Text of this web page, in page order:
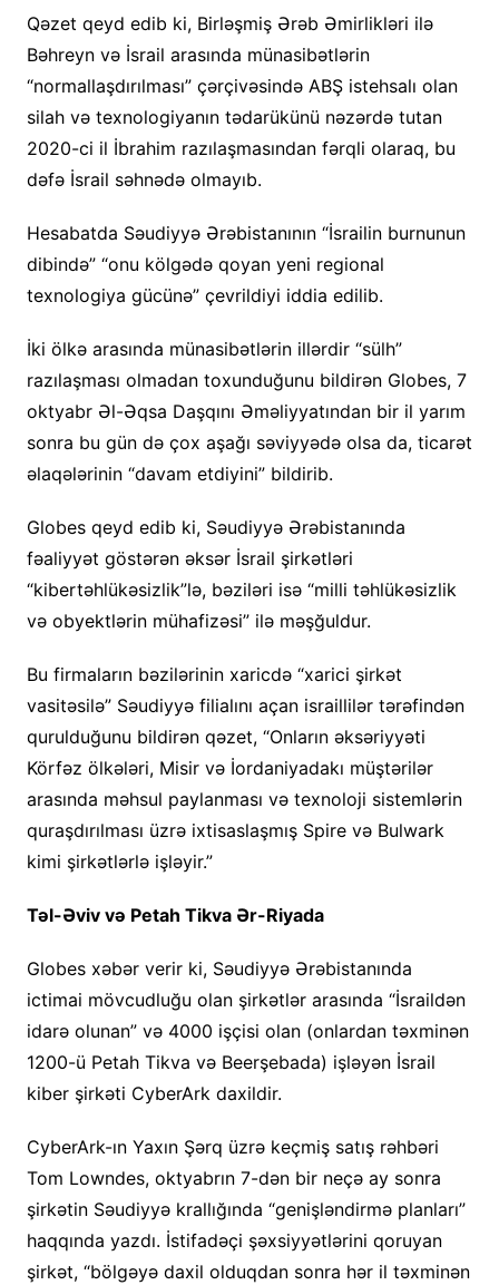
Qəzet qeyd edib ki, Birləşmiş Ərəb Əmirlikləri ilə
Bəhreyn və İsrail arasında münasibətlərin
“normallaşdırılması” çərçivəsində ABŞ istehsalı olan
silah və texnologiyanın tədarükünü nəzərdə tutan
2020-ci il İbrahim razılaşmasından fərqli olaraq, bu
dəfə İsrail səhnədə olmayıb.
Hesabatda Səudiyyə Ərəbistanının “İsrailin burnunun
dibində” “onu kölgədə qoyan yeni regional
texnologiya gücünə” çevrildiyi iddia edilib.
İki ölkə arasında münasibətlərin illərdir “sülh”
razılaşması olmadan toxunduğunu bildirən Globes, 7
oktyabr Əl-Əqsa Daşqını Əməliyyatından bir il yarım
sonra bu gün də çox aşağı səviyyədə olsa da, ticarət
əlaqələrinin “davam etdiyini” bildirib.
Globes qeyd edib ki, Səudiyyə Ərəbistanında
fəaliyyət göstərən əksər İsrail şirkətləri
“kibertəhlükəsizlik”lə, bəziləri isə “milli təhlükəsizlik
və obyektlərin mühafizəsi” ilə məşğuldur.
Bu firmaların bəzilərinin xaricdə “xarici şirkət
vasitəsilə” Səudiyyə filialını açan israillilər tərəfindən
qurulduğunu bildirən qəzet, “Onların əksəriyyəti
Körfəz ölkələri, Misir və İordaniyadakı müştərilər
arasında məhsul paylanması və texnoloji sistemlərin
quraşdırılması üzrə ixtisaslaşmış Spire və Bulwark
kimi şirkətlərlə işləyir.”
Təl-Əviv və Petah Tikva Ər-Riyada
Globes xəbər verir ki, Səudiyyə Ərəbistanında
ictimai mövcudluğu olan şirkətlər arasında “İsraildən
idarə olunan” və 4000 işçisi olan (onlardan təxminən
1200-ü Petah Tikva və Beerşebada) işləyən İsrail
kiber şirkəti CyberArk daxildir.
CyberArk-ın Yaxın Şərq üzrə keçmiş satış rəhbəri
Tom Lowndes, oktyabrın 7-dən bir neçə ay sonra
şirkətin Səudiyyə krallığında “genişləndirmə planları”
haqqında yazdı. İstifadəçi şəxsiyyətlərini qoruyan
şirkət, “bölgəyə daxil olduqdan sonra hər il təxminən